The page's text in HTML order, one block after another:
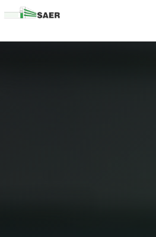
Panneau de gestion des cookies